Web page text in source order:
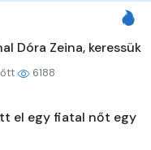
Dóra Zeina, keressük
6188
el egy fiatal nőt egy